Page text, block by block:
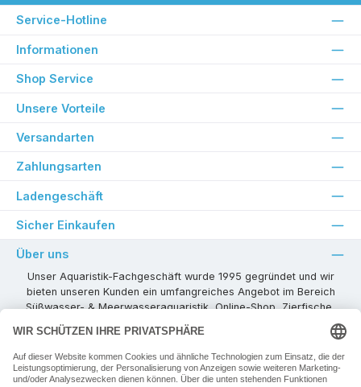
Service-Hotline
Informationen
Shop Service
Unsere Vorteile
Versandarten
Zahlungsarten
Ladengeschäft
Sicher Einkaufen
Über uns
Unser Aquaristik-Fachgeschäft wurde 1995 gegründet und wir
bieten unseren Kunden ein umfangreiches Angebot im Bereich
Süßwasser- & Meerwasseraquaristik, Online-Shop, Zierfische,
Pflanzen, Aquarienkombinationen, Technikzubehör usw. ! Als
kompetenter Aquaristik-Fachhandelspartner stehen wir Ihnen für
alle Ihre Projekte und Einrichtungs- oder Besatzwünsche zur
Verfügung!